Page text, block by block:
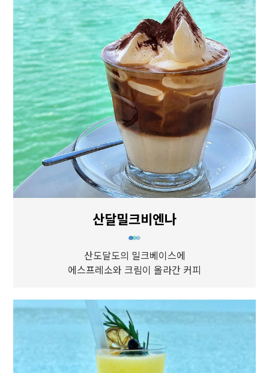
산달밀크비엔나
산도달도의 밀크베이스에
에스프레소와 크림이 올라간 커피